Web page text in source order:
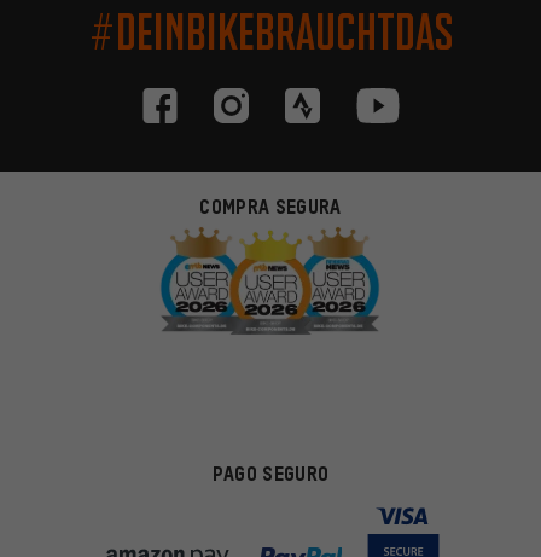
#DEINBIKEBRAUCHTDAS
COMPRA SEGURA
PAGO SEGURO